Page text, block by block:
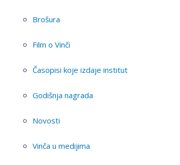
Brošura
Film o Vinči
Časopisi koje izdaje institut
Godišnja nagrada
Novosti
Vinča u medijima